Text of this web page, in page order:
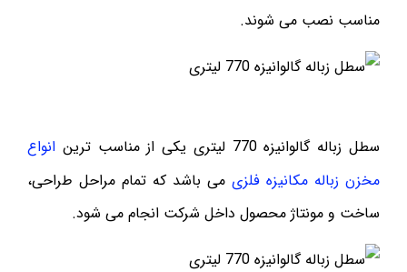
مناسب نصب می شوند.
سطل زباله گالوانیزه 770 لیتری یکی از مناسب ترین
انواع
مخزن زباله مکانیزه فلزی می باشد که تمام مراحل طراحی،
ساخت و مونتاژ محصول داخل شرکت انجام می شود.